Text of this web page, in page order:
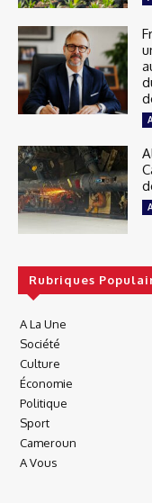
Rubriques
A La Une
Société
Culture
Économie
Politique
Sport
Cameroun
A Vous